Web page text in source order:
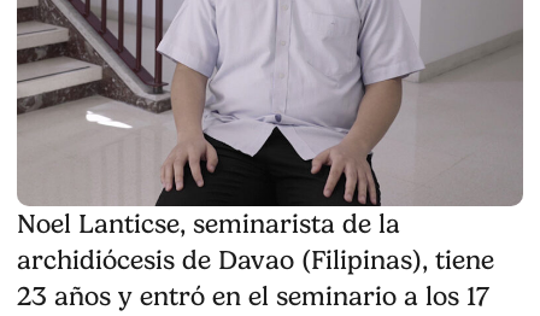
Noel Lanticse, seminarista de la
archidiócesis de Davao (Filipinas), tiene
23 años y entró en el seminario a los 17